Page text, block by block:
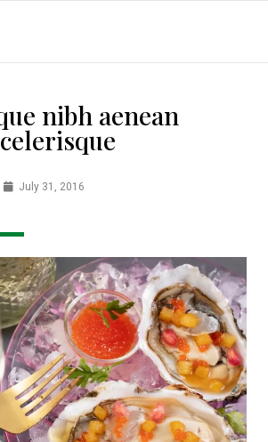
nibh aenean
July 31, 2016